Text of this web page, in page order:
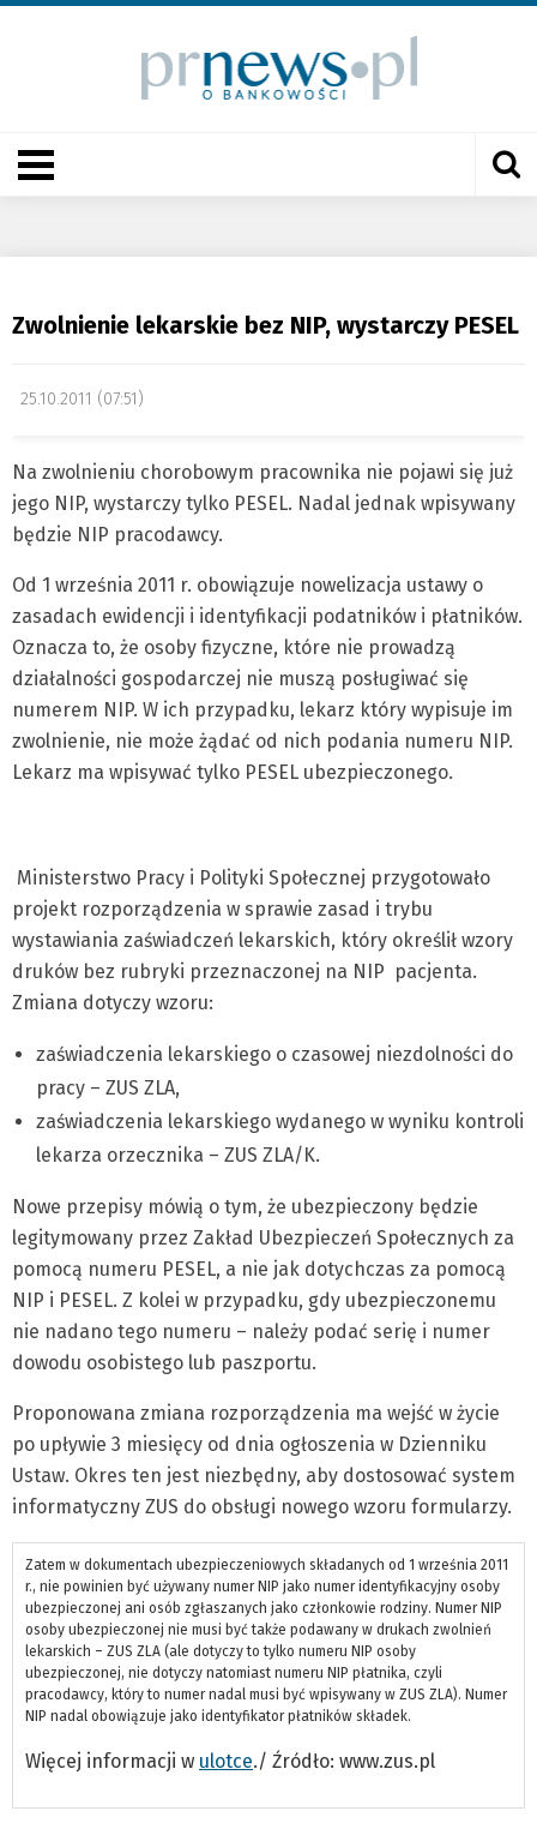
Zwolnienie lekarskie bez NIP, wystarczy PESEL
25.10.2011 (07:51)
Na zwolnieniu chorobowym pracownika nie pojawi się już
jego NIP, wystarczy tylko PESEL. Nadal jednak wpisywany
będzie NIP pracodawcy.
Od 1 września 2011 r. obowiązuje nowelizacja ustawy o
zasadach ewidencji i identyfikacji podatników i płatników.
Oznacza to, że osoby fizyczne, które nie prowadzą
działalności gospodarczej nie muszą posługiwać się
numerem NIP. W ich przypadku, lekarz który wypisuje im
zwolnienie, nie może żądać od nich podania numeru NIP.
Lekarz ma wpisywać tylko PESEL ubezpieczonego.
Ministerstwo Pracy i Polityki Społecznej przygotowało
projekt rozporządzenia w sprawie zasad i trybu
wystawiania zaświadczeń lekarskich, który określił wzory
druków bez rubryki przeznaczonej na NIP pacjenta.
Zmiana dotyczy wzoru:
zaświadczenia lekarskiego o czasowej niezdolności do
pracy – ZUS ZLA,
zaświadczenia lekarskiego wydanego w wyniku kontroli
lekarza orzecznika – ZUS ZLA/K.
Nowe przepisy mówią o tym, że ubezpieczony będzie
legitymowany przez Zakład Ubezpieczeń Społecznych za
pomocą numeru PESEL, a nie jak dotychczas za pomocą
NIP i PESEL. Z kolei w przypadku, gdy ubezpieczonemu
nie nadano tego numeru – należy podać serię i numer
dowodu osobistego lub paszportu.
Proponowana zmiana rozporządzenia ma wejść w życie
po upływie 3 miesięcy od dnia ogłoszenia w Dzienniku
Ustaw. Okres ten jest niezbędny, aby dostosować system
informatyczny ZUS do obsługi nowego wzoru formularzy.
Zatem w dokumentach ubezpieczeniowych składanych od 1 września 2011
r., nie powinien być używany numer NIP jako numer identyfikacyjny osoby
ubezpieczonej ani osób zgłaszanych jako członkowie rodziny. Numer NIP
osoby ubezpieczonej nie musi być także podawany w drukach zwolnień
lekarskich – ZUS ZLA (ale dotyczy to tylko numeru NIP osoby
ubezpieczonej, nie dotyczy natomiast numeru NIP płatnika, czyli
pracodawcy, który to numer nadal musi być wpisywany w ZUS ZLA). Numer
NIP nadal obowiązuje jako identyfikator płatników składek.
Więcej informacji w ulotce./ Źródło: www.zus.pl